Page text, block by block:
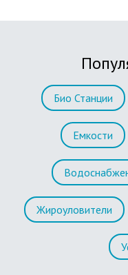
Био Станции
Емкости
Жироуловители